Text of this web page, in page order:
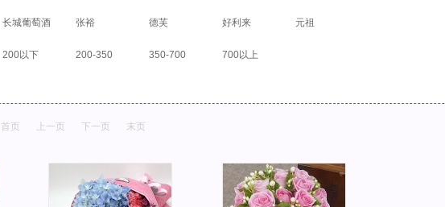
长城葡萄酒 张裕 德芙 好利来 元祖
200以下 200-350 350-700 700以上
首页 上一页 下一页 末页